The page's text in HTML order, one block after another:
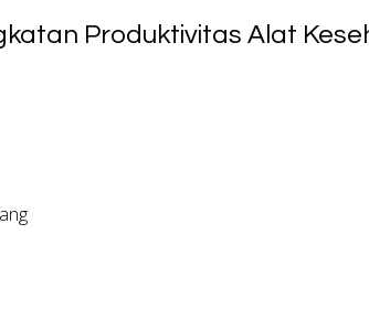
Produktivitas Alat